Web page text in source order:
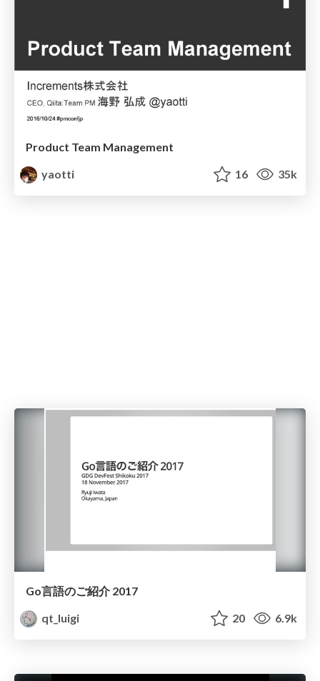
Product Team Management
yaotti
16 35k
Go言語のご紹介 2017
qt_luigi
20 6.9k